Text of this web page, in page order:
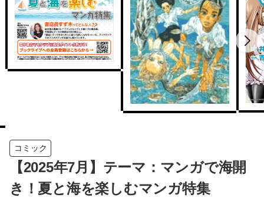
コミック
【2025年7月】テーマ：マンガで海開
き！夏と海を楽しむマンガ特集